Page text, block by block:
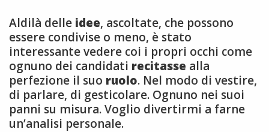
Aldilà delle idee, ascoltate, che possono
essere condivise o meno, è stato
interessante vedere coi i propri occhi come
ognuno dei candidati recitasse alla
perfezione il suo ruolo. Nel modo di vestire,
di parlare, di gesticolare. Ognuno nei suoi
panni su misura. Voglio divertirmi a farne
un’analisi personale.